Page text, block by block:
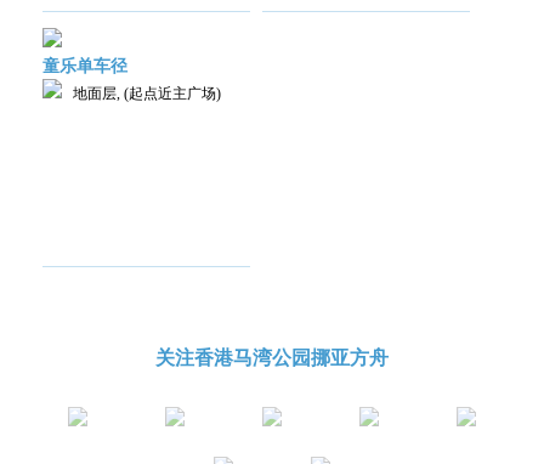
童乐单车径
地面层, (起点近主广场)
关注香港马湾公园挪亚方舟